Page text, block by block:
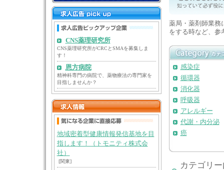
CNS薬理研究所
CNS薬理研究所がCRCとSMAを募集しま
す！
恩方病院
精神科専門の病院で、薬物療法の専門家を
目指しませんか？
地域密着型健康情報発信基地を目
指します！（トモニティ株式会
社）
[関東]
薬局・薬剤師業務
をする時など、参
感染症
循環器
消化器
呼吸器
アレルギー
代謝・内分泌
癌
カテゴリ